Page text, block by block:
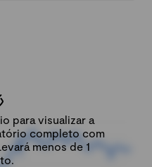
para visualizar a
completo com
menos de 1